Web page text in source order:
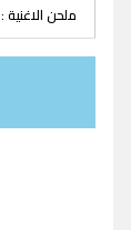
ملحن الاغنية :